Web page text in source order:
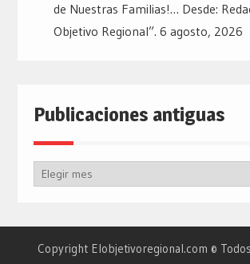
de Nuestras Familias!… Desde:
Objetivo Regional”. 6 agosto, 2026
Publicaciones antiguas
Publicaciones
Copyright Elobjetivoregional.com ©